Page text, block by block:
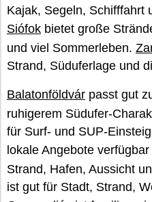
Kajak, Segeln, Schifffahrt
Siófok bietet große
und viel Sommerleben.
Strand, Süduferlage und
Balatonföldvár passt gut
ruhigerem Südufer-
für Surf- und SUP-
lokale Angebote verfügbar
Strand, Hafen, Aussicht
ist gut für Stadt, Strand,